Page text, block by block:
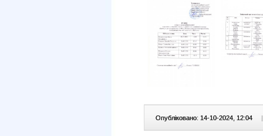
Опубліковано: 14-10-2024, 12:04 |